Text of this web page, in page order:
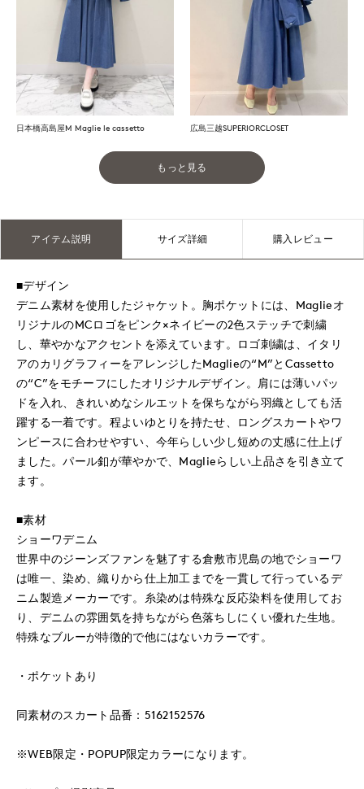
日本橋高島屋M Maglie le cassetto 広島三越SUPERIORCLOSET
もっと見る
アイテム説明 サイズ詳細 購入レビュー
■デザイン
デニム素材を使用したジャケット。胸ポケットには、Maglieオ
リジナルのMCロゴをピンク×ネイビーの2色ステッチで刺繍
し、華やかなアクセントを添えています。ロゴ刺繍は、イタリ
アのカリグラフィーをアレンジしたMaglieの“M”とCassetto
の“C”をモチーフにしたオリジナルデザイン。肩には薄いパッ
ドを入れ、きれいめなシルエットを保ちながら羽織としても活
躍する一着です。程よいゆとりを持たせ、ロングスカートやワ
ンピースに合わせやすい、今年らしい少し短めの丈感に仕上げ
ました。パール釦が華やかで、Maglieらしい上品さを引き立て
ます。
■素材
ショーワデニム
世界中のジーンズファンを魅了する倉敷市児島の地でショーワ
は唯一、染め、織りから仕上加工までを一貫して行っているデ
ニム製造メーカーです。糸染めは特殊な反応染料を使用してお
り、デニムの雰囲気を持ちながら色落ちしにくい優れた生地。
特殊なブルーが特徴的で他にはないカラーです。
・ポケットあり
同素材のスカート品番：5162152576
※WEB限定・POPUP限定カラーになります。